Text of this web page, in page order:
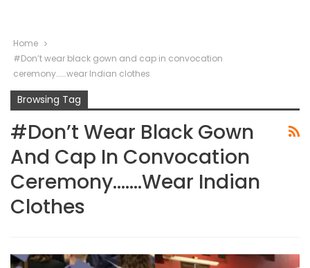
Home
#Don’t wear black gown and cap in convocation
ceremony…….wear Indian clothes
Browsing Tag
#Don’t Wear Black Gown
And Cap In Convocation
Ceremony…….wear Indian
Clothes